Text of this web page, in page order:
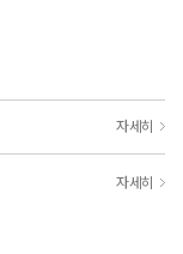
자세히
자세히